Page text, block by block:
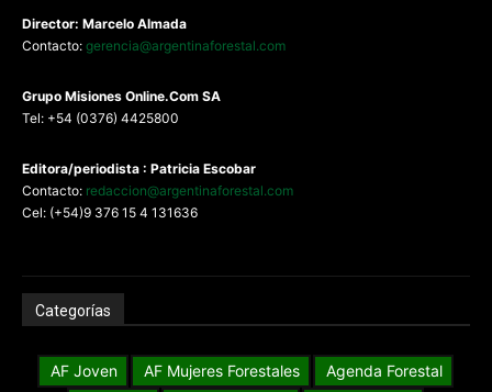
Director: Marcelo Almada
Contacto: gerencia@argentinaforestal.com
Grupo Misiones Online.Com SA
Tel: +54 (0376) 4425800
Editora/periodista : Patricia Escobar
Contacto: redaccion@argentinaforestal.com
Cel: (+54)9 376 15 4 131636
Categorías
AF Joven AF Mujeres Forestales
Agenda Forestal